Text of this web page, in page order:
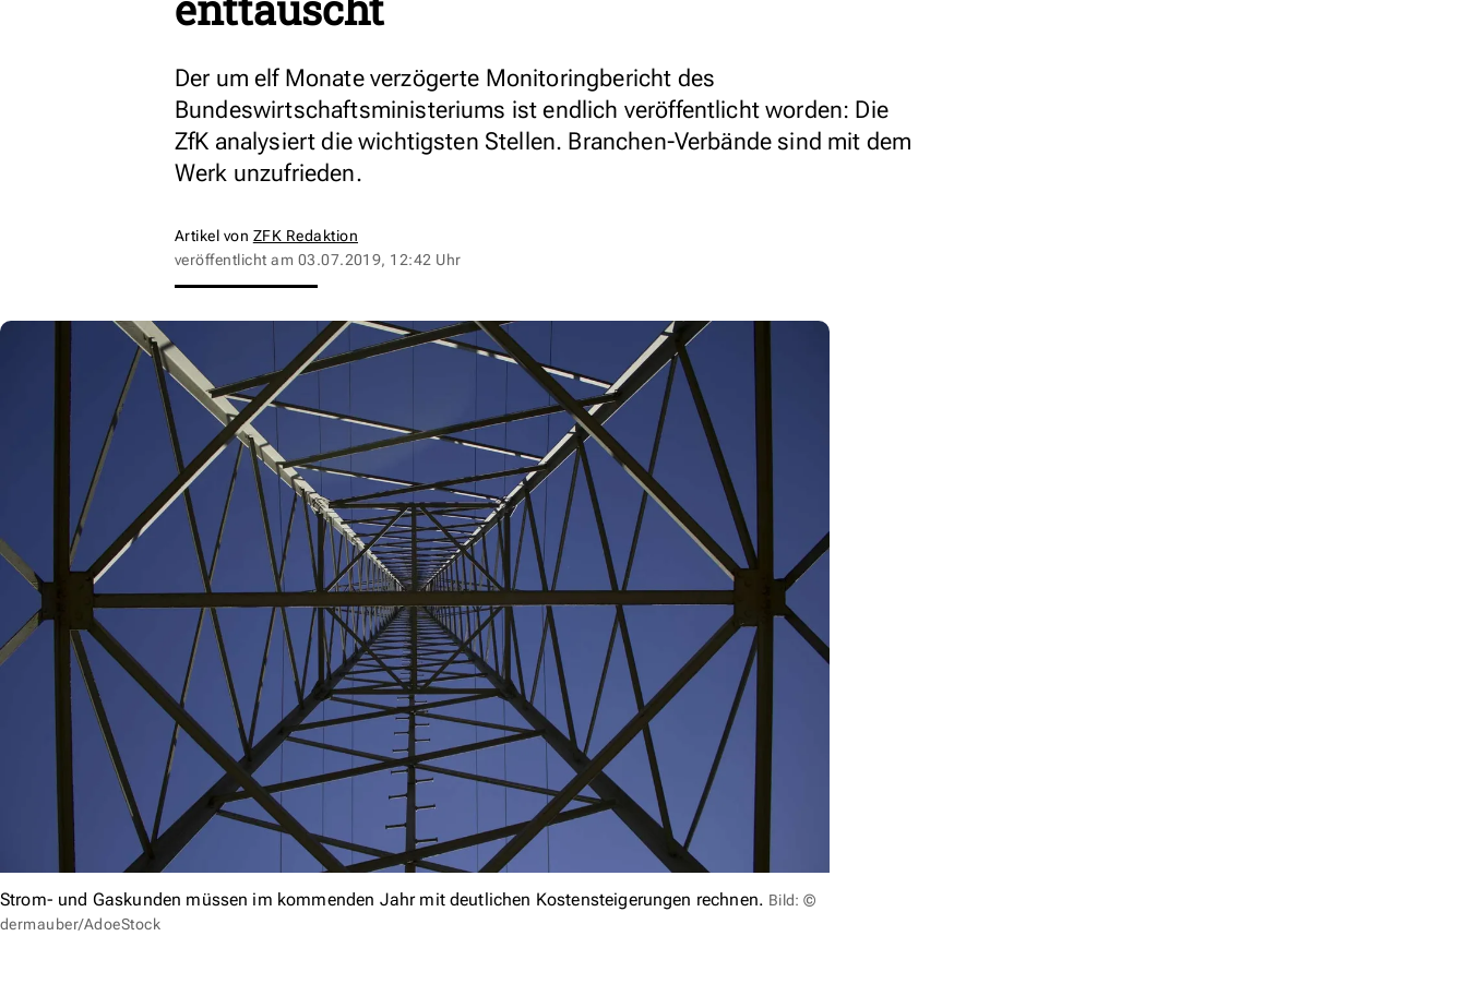
Der um elf Monate verzögerte Monitoringbericht des
Bundeswirtschaftsministeriums ist endlich veröffentlicht worden: Die
ZfK analysiert die wichtigsten Stellen. Branchen-Verbände sind mit dem
Werk unzufrieden.
Artikel von ZFK Redaktion
veröffentlicht am 03.07.2019, 12:42 Uhr
Strom- und Gaskunden müssen im kommenden Jahr mit deutlichen Kostensteigerungen rechnen. Bild: ©
dermauber/AdoeStock